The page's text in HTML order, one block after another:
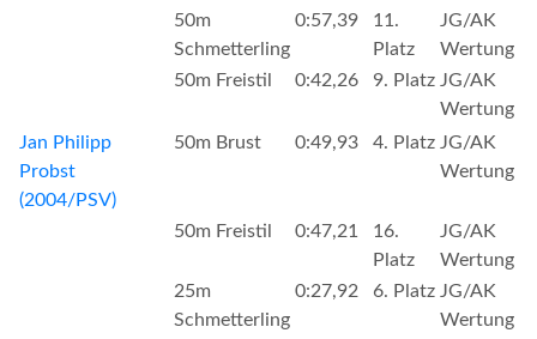
50m
Schmetterling
0:57,39
11.
Platz
JG/AK
Wertung
50m Freistil
0:42,26 9. Platz JG/AK
Wertung
Jan Philipp
Probst
(2004/PSV)
50m Brust 0:49,93 4. Platz JG/AK
Wertung
50m Freistil 0:47,21
16.
Platz
JG/AK
Wertung
25m
Schmetterling
0:27,92 6. Platz JG/AK
Wertung